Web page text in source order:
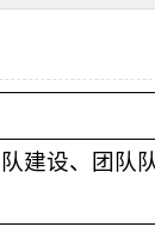
建设、团队队